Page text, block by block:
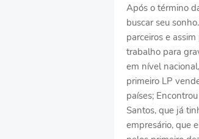
Após o término
buscar seu
parceiros e
trabalho para
em nível
primeiro LP
países;
Santos, que já
empresário, que